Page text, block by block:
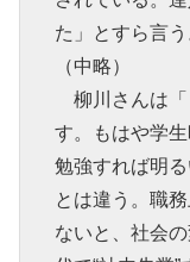
た」とすら言
（中略）
柳川さんは「
す。もはや学
勉強すれば明
とは違う。職
ないと、社会